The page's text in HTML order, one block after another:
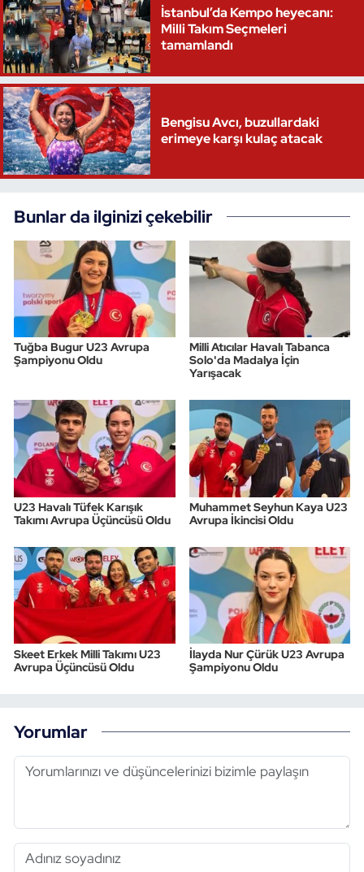
İstanbul’da Kempo heyecanı:
Milli Takım Seçmeleri
tamamlandı
Bengisu Avcı, buzullardaki
erimeye karşı kulaç atacak
Bunlar da ilginizi çekebilir
Tuğba Bugur U23 Avrupa
Şampiyonu Oldu
Milli Atıcılar Havalı Tabanca
Solo'da Madalya İçin
Yarışacak
U23 Havalı Tüfek Karışık
Takımı Avrupa Üçüncüsü Oldu
Muhammet Seyhun Kaya U23
Avrupa İkincisi Oldu
Skeet Erkek Milli Takımı U23
Avrupa Üçüncüsü Oldu
İlayda Nur Çürük U23 Avrupa
Şampiyonu Oldu
Yorumlar
Triatlon
Voleybol
Vücut Geliştirme Fitness
Wushu Kungfu
Yüzme